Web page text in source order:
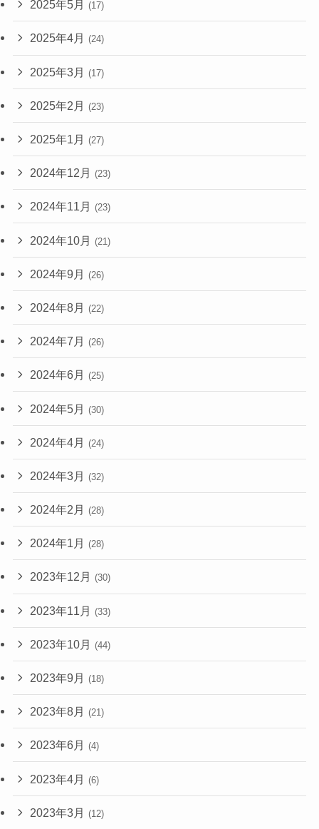
2025年5月 (17)
2025年4月 (24)
2025年3月 (17)
2025年2月 (23)
2025年1月 (27)
2024年12月 (23)
2024年11月 (23)
2024年10月 (21)
2024年9月 (26)
2024年8月 (22)
2024年7月 (26)
2024年6月 (25)
2024年5月 (30)
2024年4月 (24)
2024年3月 (32)
2024年2月 (28)
2024年1月 (28)
2023年12月 (30)
2023年11月 (33)
2023年10月 (44)
2023年9月 (18)
2023年8月 (21)
2023年6月 (4)
2023年4月 (6)
2023年3月 (12)